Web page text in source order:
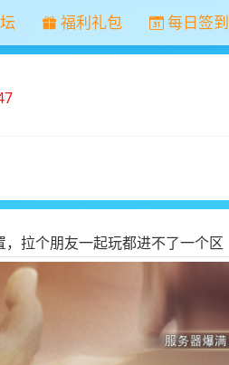
福利礼包 每日签到
拉个朋友一起玩都进不了一个区